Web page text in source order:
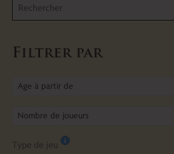
Filtrer par
Age à partir de
Nombre de joueurs
Type de jeu